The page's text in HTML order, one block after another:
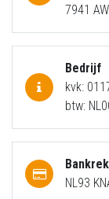
7941 AW
Bedrijf
kvk:
btw:
NL93